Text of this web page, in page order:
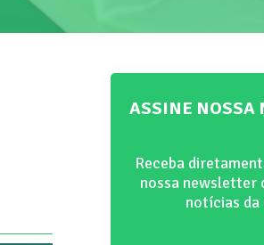
ASSINE NOSSA
Receba
nossa newsletter
notícias da